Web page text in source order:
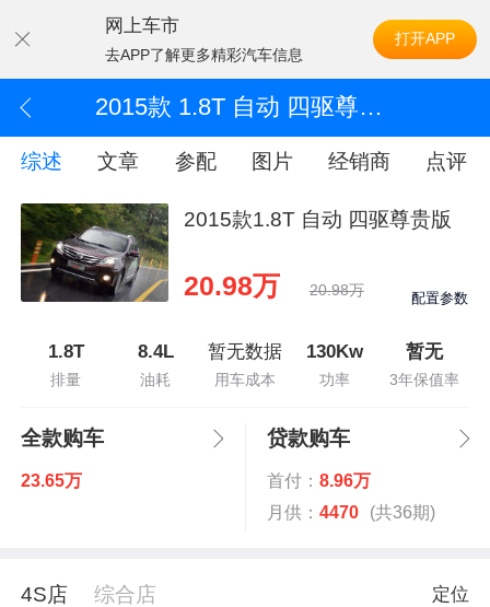
网上车市
去APP了解更多精彩汽车信息
打开APP
2015款 1.8T 自动 四驱尊贵版
综述 文章 参配 图片 经销商 点评
2015款1.8T 自动 四驱尊贵版
20.98万 20.98万 配置参数
1.8T
排量
8.4L
油耗
暂无数据
用车成本
130Kw
功率
暂无
3年保值率
全款购车
23.65万
贷款购车
首付： 8.96万
月供： 4470 (共36期)
4S店 综合店 定位